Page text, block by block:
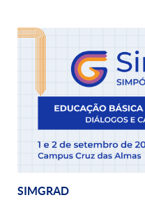
SIMGRAD